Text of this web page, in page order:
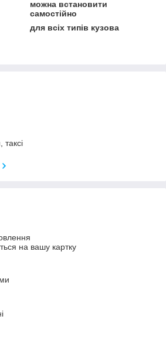
можна встановити
самостійно
для всіх типів кузова
на вашу картку